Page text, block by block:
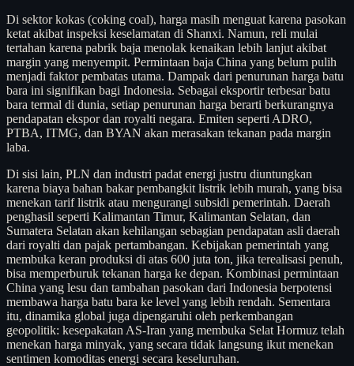
Di sektor kokas (coking coal), harga masih menguat karena pasokan
ketat akibat inspeksi keselamatan di Shanxi. Namun, reli mulai
tertahan karena pabrik baja menolak kenaikan lebih lanjut akibat
margin yang menyempit. Permintaan baja China yang belum pulih
menjadi faktor pembatas utama. Dampak dari penurunan harga batu
bara ini signifikan bagi Indonesia. Sebagai eksportir terbesar batu
bara termal di dunia, setiap penurunan harga berarti berkurangnya
pendapatan ekspor dan royalti negara. Emiten seperti ADRO,
PTBA, ITMG, dan BYAN akan merasakan tekanan pada margin
laba.
Di sisi lain, PLN dan industri padat energi justru diuntungkan
karena biaya bahan bakar pembangkit listrik lebih murah, yang bisa
menekan tarif listrik atau mengurangi subsidi pemerintah. Daerah
penghasil seperti Kalimantan Timur, Kalimantan Selatan, dan
Sumatera Selatan akan kehilangan sebagian pendapatan asli daerah
dari royalti dan pajak pertambangan. Kebijakan pemerintah yang
membuka keran produksi di atas 600 juta ton, jika terealisasi penuh,
bisa memperburuk tekanan harga ke depan. Kombinasi permintaan
China yang lesu dan tambahan pasokan dari Indonesia berpotensi
membawa harga batu bara ke level yang lebih rendah. Sementara
itu, dinamika global juga dipengaruhi oleh perkembangan
geopolitik: kesepakatan AS-Iran yang membuka Selat Hormuz telah
menekan harga minyak, yang secara tidak langsung ikut menekan
sentimen komoditas energi secara keseluruhan.